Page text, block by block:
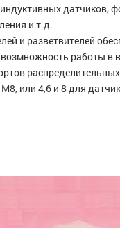
датчиков,
и т.д.
и разветвителей
работы в
или 4,6 и 8 для